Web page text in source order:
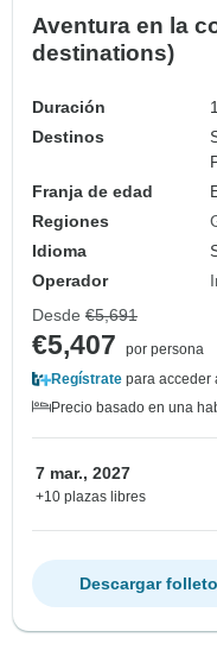
Aventura en la
destinations)
Duración
Destinos
Franja de edad
Regiones
Idioma
Operador
Desde €5,691
€5,407
por persona
Regístrate para acceder
Precio basado en una
7 mar., 2027
+10 plazas libres
Descargar folleto